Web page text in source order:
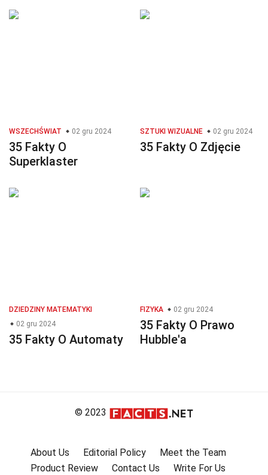
WSZECHŚWIAT 02 gru 2024
35 Fakty O
Superklaster
SZTUKI WIZUALNE 02 gru 2024
35 Fakty O Zdjęcie
DZIEDZINY MATEMATYKI
02 gru 2024
35 Fakty O Automaty
FIZYKA 02 gru 2024
35 Fakty O Prawo
Hubble'a
© 2023
About Us Editorial Policy
Meet the Team
Product Review
Contact Us
Write For Us